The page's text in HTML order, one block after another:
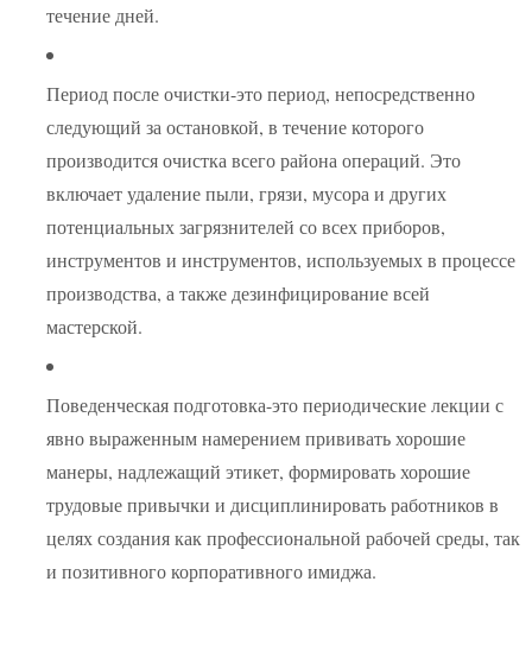
течение дней.
Период после очистки-это период, непосредственно
следующий за остановкой, в течение которого
производится очистка всего района операций. Это
включает удаление пыли, грязи, мусора и других
потенциальных загрязнителей со всех приборов,
инструментов и инструментов, используемых в процессе
производства, а также дезинфицирование всей
мастерской.
Поведенческая подготовка-это периодические лекции с
явно выраженным намерением прививать хорошие
манеры, надлежащий этикет, формировать хорошие
трудовые привычки и дисциплинировать работников в
целях создания как профессиональной рабочей среды, так
и позитивного корпоративного имиджа.